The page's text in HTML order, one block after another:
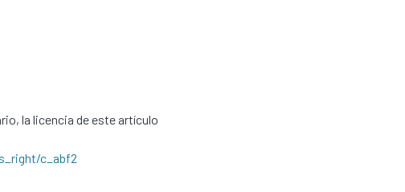
la licencia de este artículo
c_abf2